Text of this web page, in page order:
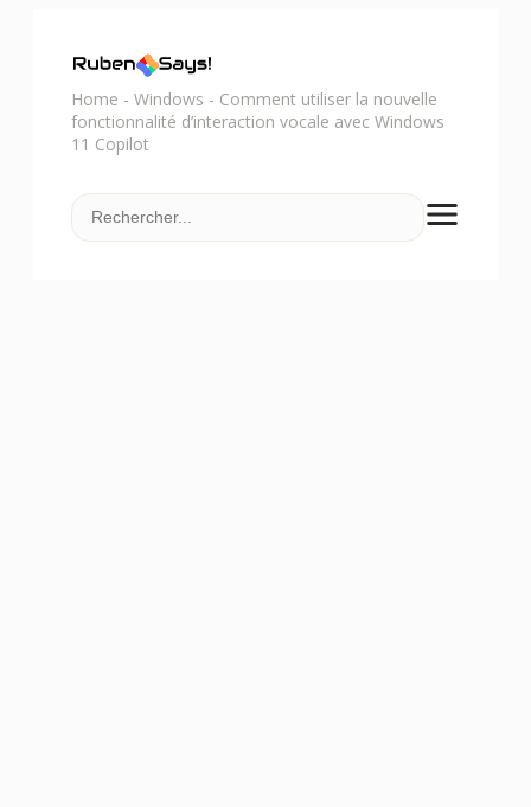
Home - Windows - Comment utiliser la nouvelle
fonctionnalité d’interaction vocale avec Windows
11 Copilot